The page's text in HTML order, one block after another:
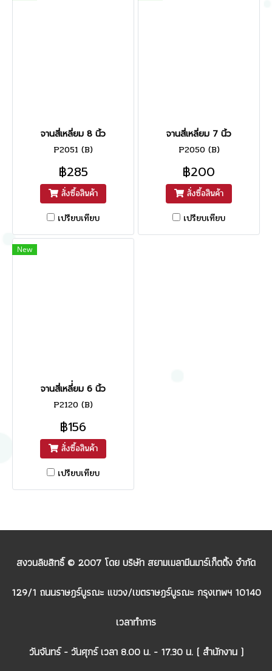
จานสี่เหลี่ยม 8 นิ้ว
P2051 (B)
฿285
สั่งซื้อสินค้า
เปรียบเทียบ
จานสี่เหลี่ยม 7 นิ้ว
P2050 (B)
฿200
สั่งซื้อสินค้า
เปรียบเทียบ
New
จานสี่เหลี่่ยม 6 นิ้ว
P2120 (B)
฿156
สั่งซื้อสินค้า
เปรียบเทียบ
สงวนลิขสิทธิ์ © 2007 โดย บริษัท สยามเมลามีนมาร์เก็ตติ้ง จำกัด
129/1 ถนนราษฎร์บูรณะ แขวง/เขตราษฎร์บูรณะ กรุงเทพฯ 10140
เวลาทำการ
วันจันทร์ - วันศุกร์ เวลา 8.00 น. - 17.30 น. ( สำนักงาน )